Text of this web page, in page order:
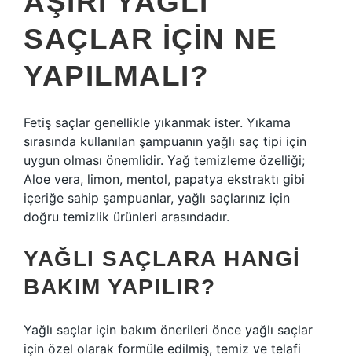
SAÇLAR IÇIN NE
YAPILMALI?
Fetiş saçlar genellikle yıkanmak ister. Yıkama
sırasında kullanılan şampuanın yağlı saç tipi için
uygun olması önemlidir. Yağ temizleme özelliği;
Aloe vera, limon, mentol, papatya ekstraktı gibi
içeriğe sahip şampuanlar, yağlı saçlarınız için
doğru temizlik ürünleri arasındadır.
YAĞLI SAÇLARA HANGI
BAKIM YAPILIR?
Yağlı saçlar için bakım önerileri önce yağlı saçlar
için özel olarak formüle edilmiş, temiz ve telafi